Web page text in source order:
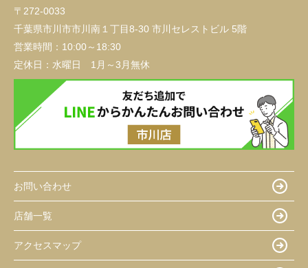
〒272-0033
千葉県市川市市川南１丁目8-30 市川セレストビル 5階
営業時間： 10:00～18:30
定休日： 水曜日 1月～3月無休
お問い合わせ
店舗一覧
アクセスマップ